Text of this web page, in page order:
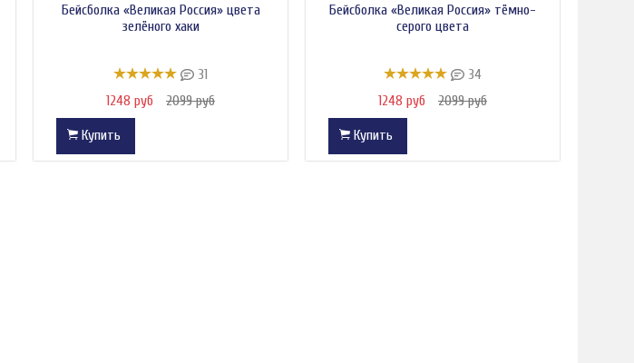
Бейсболка «Великая Россия» цвета
зелёного хаки
31
1248 руб
2099 руб
Купить
Бейсболка «Великая Россия» тёмно-
серого цвета
34
1248 руб
2099 руб
Купить